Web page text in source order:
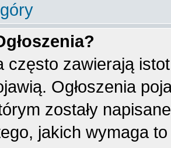
często zawierają
Ogłoszenia
zostały
jakich wymaga